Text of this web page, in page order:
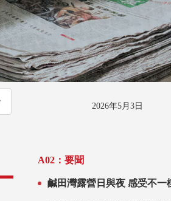
香港文匯報 2026年5月3日
A02：要聞
鹹田灣露營日與夜 感受不一樣的香港 遊客